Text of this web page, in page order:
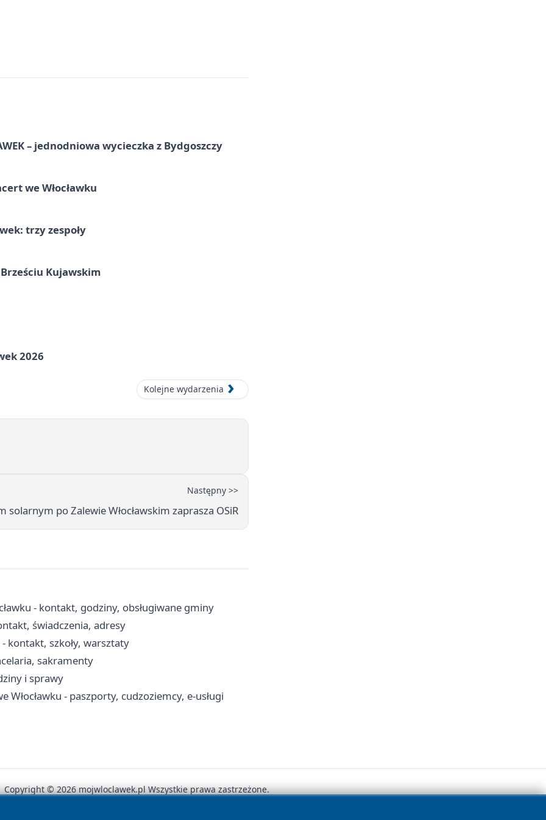
– jednodniowa wycieczka z Bydgoszczy
we Włocławku
trzy zespoły
Kujawskim
2026
Kolejne wydarzenia
Następny >>
solarnym po Zalewie Włocławskim zaprasza OSiR
- kontakt, godziny, obsługiwane gminy
świadczenia, adresy
kontakt, szkoły, warsztaty
sakramenty
i sprawy
- paszporty, cudzoziemcy, e-usługi
Copyright © 2026 mojwloclawek.pl Wszystkie prawa zastrzeżone.